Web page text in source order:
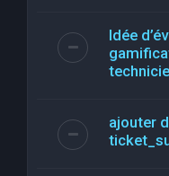
Idée
ajouter